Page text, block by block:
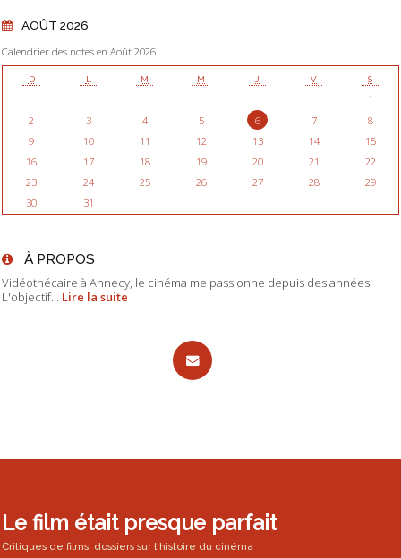
AOÛT 2026
Calendrier des notes en Août 2026
D L M M J V S
1
2
3 4 5 6 7
8
9
10 11 12 13 14
15
16
17 18 19 20 21
22
23
24 25 26 27 28
29
30
31
À PROPOS
Vidéothécaire à Annecy, le cinéma me passionne depuis des années.
L'objectif... Lire la suite
Le film était presque parfait
Critiques de films, dossiers sur l'histoire du cinéma